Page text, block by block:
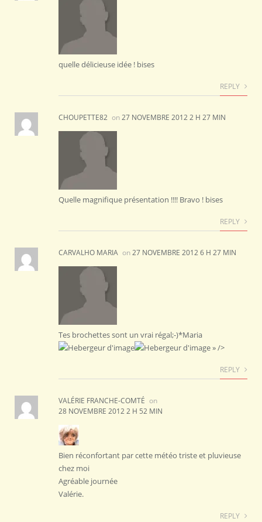
quelle délicieuse idée ! bises
REPLY
CHOUPETTE82 on27 NOVEMBRE 2012 2 H 27 MIN
Quelle magnifique présentation !!!! Bravo ! bises
REPLY
CARVALHO MARIA on27 NOVEMBRE 2012 6 H 27 MIN
Tes brochettes sont un vrai régal;-)*Maria
» />
REPLY
VALÉRIE FRANCHE-COMTÉ on
28 NOVEMBRE 2012 2 H 52 MIN
Bien réconfortant par cette météo triste et pluvieuse
chez moi
Agréable journée
Valérie.
REPLY